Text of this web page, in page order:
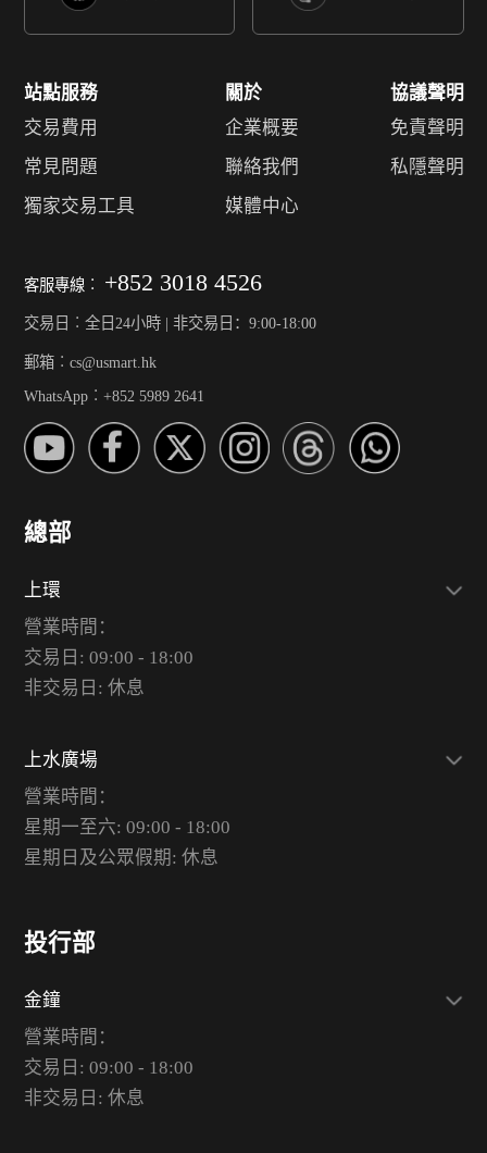
站點服務
交易費用
常見問題
獨家交易工具
關於
企業概要
聯絡我們
媒體中心
協議聲明
免責聲明
私隱聲明
客服專線︰ +852 3018 4526
交易日︰全日24小時 | 非交易日：9:00-18:00
郵箱︰cs@usmart.hk
WhatsApp︰+852 5989 2641
總部
上環
營業時間：
交易日: 09:00 - 18:00
非交易日: 休息
上水廣場
營業時間：
星期一至六: 09:00 - 18:00
星期日及公眾假期: 休息
投行部
金鐘
營業時間：
交易日: 09:00 - 18:00
非交易日: 休息